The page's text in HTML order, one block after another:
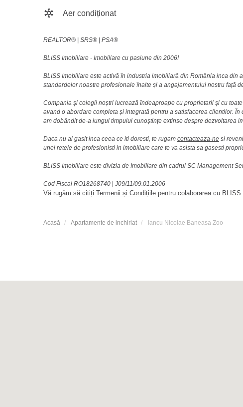
Aer condiționat
REALTOR®️ | SRS®️ | PSA®️
BLISS Imobiliare - Imobiliare cu pasiune din 2006!
BLISS Imobiliare este activă în industria imobiliară din România inca din
standardelor noastre profesionale înalte și a angajamentului nostru față
Compania și colegii noștri lucrează îndeaproape cu proprietarii și cu
avand o abordare completa și integrată pentru a satisfacerea clientilor.
am dobândit de-a lungul timpului cunoștințe extinse despre dezvoltarea
Daca nu ai gasit inca ceea ce iti doresti, te rugam contacteaza-ne si
unei retele de profesionisti in imobiliare care te va asista sa gasesti
BLISS Imobiliare este divizia de Imobiliare din cadrul SC Management
Cod Fiscal RO18268740 | J09/11/09.01.2006
Vă rugăm să citiți Termenii și Condițiile pentru colaborarea cu
Acasă Apartamente de inchiriat Iancu Nicolae Baneasa Zoo